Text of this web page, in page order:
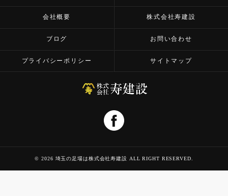
会社概要 株式会社寿建設
ブログ お問い合わせ
プライバシーポリシー サイトマップ
© 2026 埼玉の足場は株式会社寿建設 ALL RIGHT RESERVED.